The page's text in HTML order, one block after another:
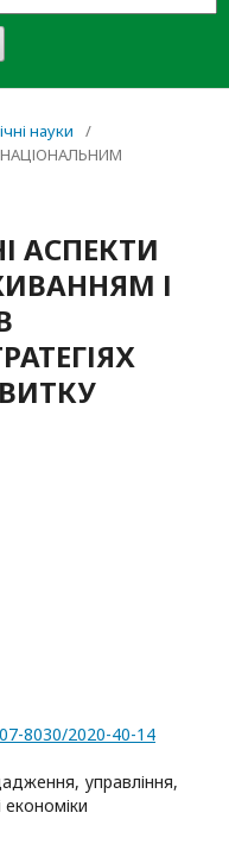
науки
/
НАЦІОНАЛЬНИМ
АСПЕКТИ
І
8030/2020-40-14
управління,